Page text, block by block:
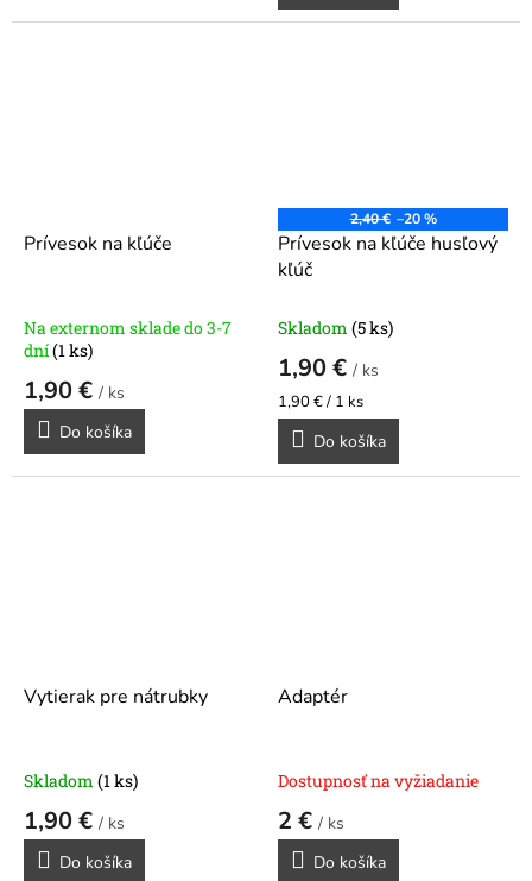
Prívesok na kľúče
Na externom sklade do 3-7
dní(1 ks)
1,90 € / ks
Do košíka
2,40 € –20 %
Prívesok na kľúče husľový
kľúč
Skladom (5 ks)
1,90 € / ks
Jednotková
cena:
1,90 € / 1 ks
Do košíka
Vytierak pre nátrubky
Skladom (1 ks)
1,90 € / ks
Do košíka
Adaptér
Dostupnosť na vyžiadanie
2 € / ks
Do košíka